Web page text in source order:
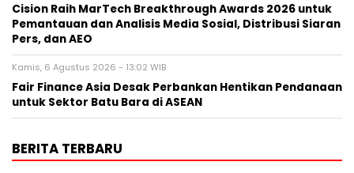
Cision Raih MarTech Breakthrough Awards 2026 untuk
Pemantauan dan Analisis Media Sosial, Distribusi Siaran
Pers, dan AEO
Kamis, 6 Agustus 2026 - 13:02 WIB
Fair Finance Asia Desak Perbankan Hentikan Pendanaan
untuk Sektor Batu Bara di ASEAN
BERITA TERBARU